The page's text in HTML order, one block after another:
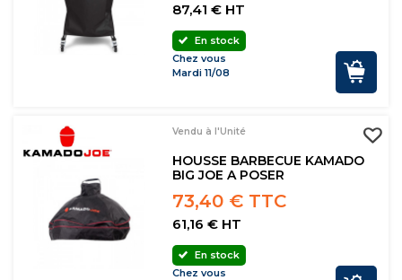
87,41 € HT
En stock
Chez vous
Mardi 11/08
Vendu à l'Unité
HOUSSE BARBECUE KAMADO
BIG JOE A POSER
73,40 € TTC
61,16 € HT
En stock
Chez vous